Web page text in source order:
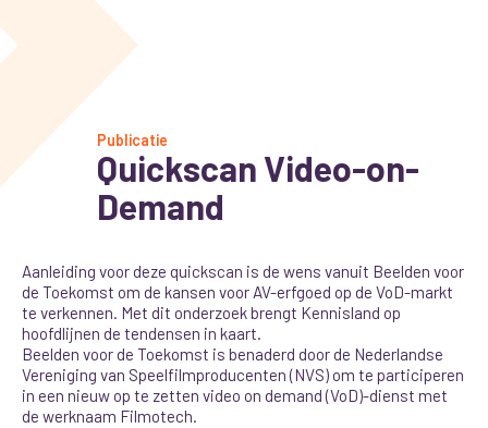
Publicatie
Quickscan Video-on-
Demand
Aanleiding voor deze quickscan is de wens vanuit Beelden voor
de Toekomst om de kansen voor AV-erfgoed op de VoD-markt
te verkennen. Met dit onderzoek brengt Kennisland op
hoofdlijnen de tendensen in kaart.
Beelden voor de Toekomst is benaderd door de Nederlandse
Vereniging van Speelfilmproducenten (NVS) om te participeren
in een nieuw op te zetten video on demand (VoD)-dienst met
de werknaam Filmotech.